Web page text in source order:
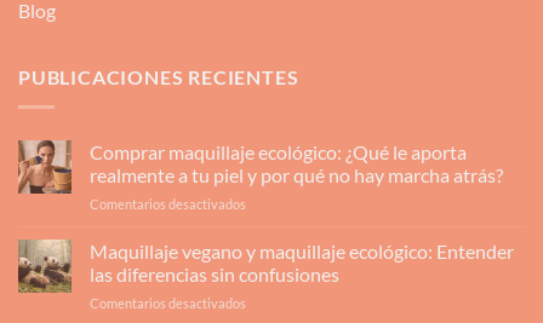
Blog
PUBLICACIONES RECIENTES
Comprar maquillaje ecológico: ¿Qué le aporta
realmente a tu piel y por qué no hay marcha atrás?
Comentarios desactivados
ecológico:
¿Qué
Maquillaje vegano y maquillaje ecológico: Entender
las diferencias sin confusiones
Comentarios desactivados